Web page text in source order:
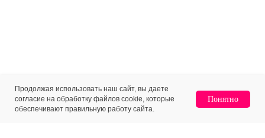
Продолжая использовать наш сайт, вы даете
согласие на обработку файлов cookie, которые
обеспечивают правильную работу сайта.
Понятно